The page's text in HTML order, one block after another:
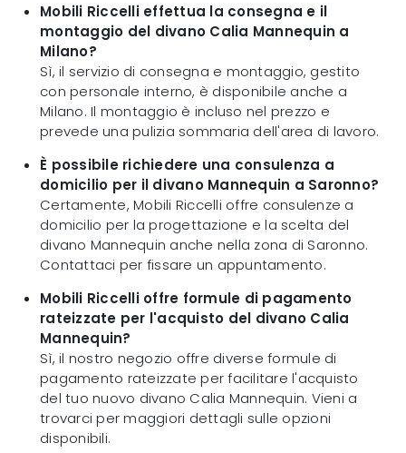
Mobili Riccelli effettua la consegna e il
montaggio del divano Calia Mannequin a
Milano?
Sì, il servizio di consegna e montaggio, gestito
con personale interno, è disponibile anche a
Milano. Il montaggio è incluso nel prezzo e
prevede una pulizia sommaria dell'area di lavoro.
È possibile richiedere una consulenza a
domicilio per il divano Mannequin a Saronno?
Certamente, Mobili Riccelli offre consulenze a
domicilio per la progettazione e la scelta del
divano Mannequin anche nella zona di Saronno.
Contattaci per fissare un appuntamento.
Mobili Riccelli offre formule di pagamento
rateizzate per l'acquisto del divano Calia
Mannequin?
Sì, il nostro negozio offre diverse formule di
pagamento rateizzate per facilitare l'acquisto
del tuo nuovo divano Calia Mannequin. Vieni a
trovarci per maggiori dettagli sulle opzioni
disponibili.